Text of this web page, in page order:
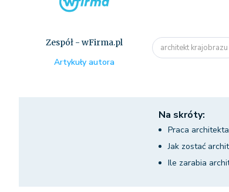
architekt krajobrazu
Zespół - wFirma.pl
Artykuły autora
Na skróty:
Praca
Jak zostać
Ile zarabia